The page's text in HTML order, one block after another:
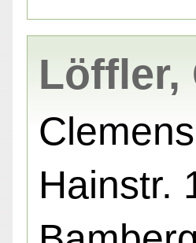
Löffler,
Hainstr.